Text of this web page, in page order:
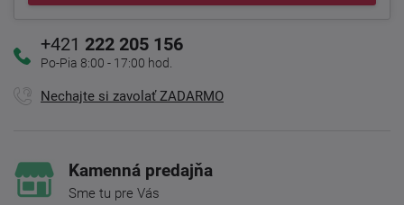
+421 222 205 156
Po-Pia 8:00 - 17:00 hod.
Nechajte si zavolať ZADARMO
Kamenná predajňa
Sme tu pre Vás